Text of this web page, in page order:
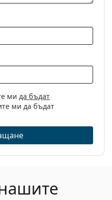
очила
003 19 55
ми да бъдат
ми да бъдат